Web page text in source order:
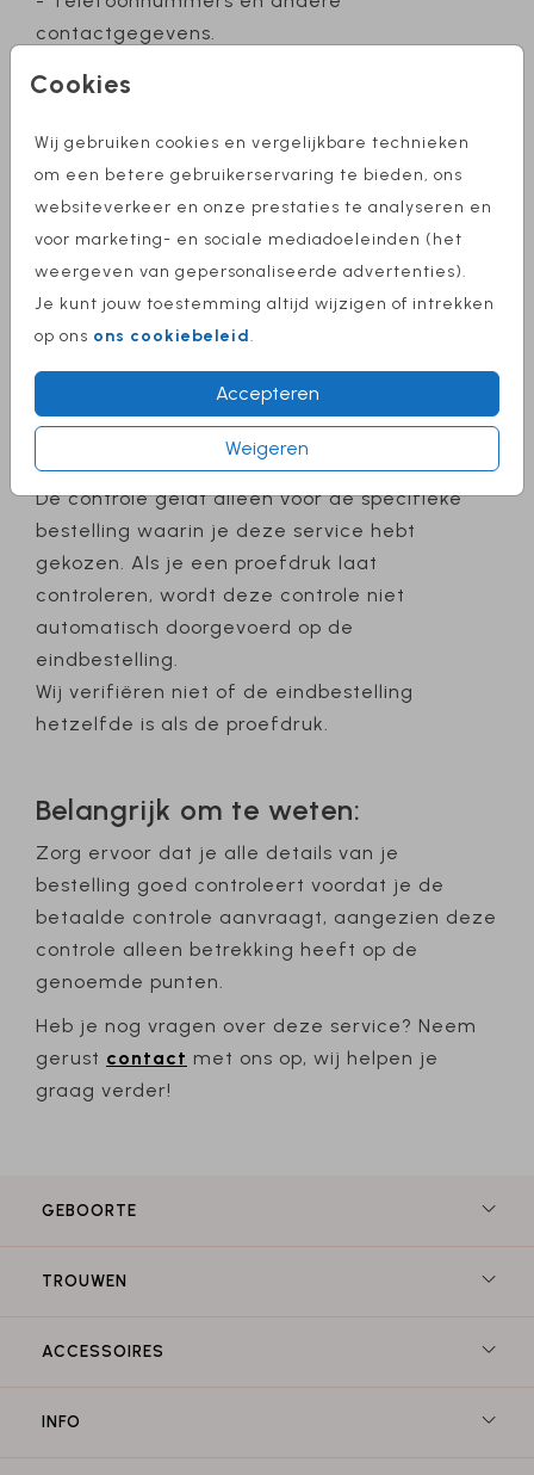
Cookies
Wij gebruiken cookies en vergelijkbare technieken
om een betere gebruikerservaring te bieden, ons
websiteverkeer en onze prestaties te analyseren en
voor marketing- en sociale mediadoeleinden (het
weergeven van gepersonaliseerde advertenties).
Je kunt jouw toestemming altijd wijzigen of intrekken
op ons ons cookiebeleid.
Accepteren
Weigeren
contactgegevens.
vreemde talen of songteksten (bijvoorbeeld
wanneer een naam of tekst bewust anders is
gespeld).
2. Keuze van papiersoort en/of
envelopkleur
Wij controleren niet de papiersoort of de kleur
van de envelop, of hoe deze zich verhouden
tot de gekozen ontwerpen.
uiteindelijke look of de papieren afwerking.
3. Vergelijking proefdruk en
eindbestelling
De controle geldt alleen voor de specifieke
bestelling waarin je deze service hebt
gekozen. Als je een proefdruk laat
controleren, wordt deze controle niet
automatisch doorgevoerd op de
eindbestelling.
Wij verifiëren niet of de eindbestelling
hetzelfde is als de proefdruk.
Belangrijk om te weten:
Zorg ervoor dat je alle details van je
bestelling goed controleert voordat je de
betaalde controle aanvraagt, aangezien deze
controle alleen betrekking heeft op de
genoemde punten.
Heb je nog vragen over deze service? Neem
gerust contact met ons op, wij helpen je
graag verder!
GEBOORTE
TROUWEN
ACCESSOIRES
INFO